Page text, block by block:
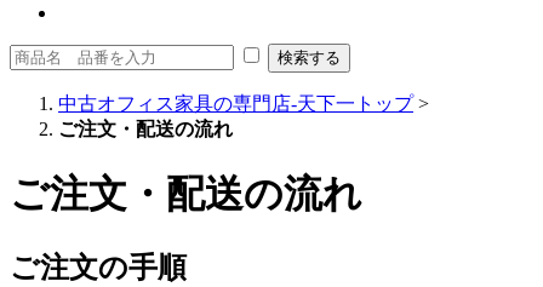
中古オフィス家具の専門店-天下一トップ>
ご注文・配送の流れ
ご注文・配送の流れ
ご注文の手順